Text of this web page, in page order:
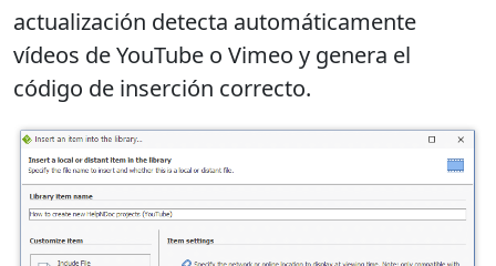
actualización detecta automáticamente
vídeos de YouTube o Vimeo y genera el
código de inserción correcto.